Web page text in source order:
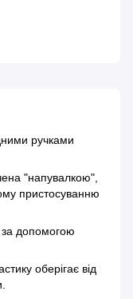
ручками
"напувалкою",
пристосуванню
за допомогою
оберігає від